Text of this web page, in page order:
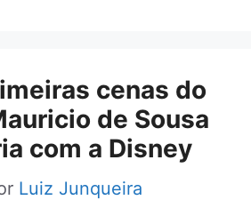
cenas do
de Sousa
com a Disney
Luiz Junqueira